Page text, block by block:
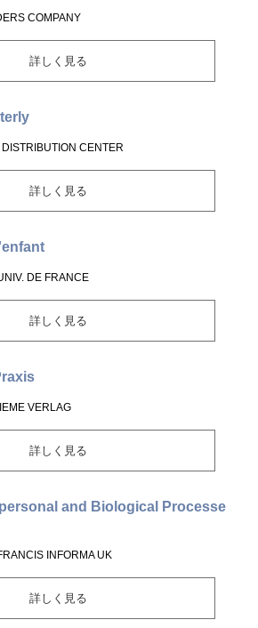
COMPANY
詳しく見る
DISTRIBUTION CENTER
詳しく見る
DE FRANCE
詳しく見る
VERLAG
詳しく見る
and Biological Processe
INFORMA UK
詳しく見る